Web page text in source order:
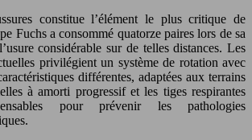
constitue l’élément le plus critique de
Fuchs a consommé quatorze paires lors de sa
considérable sur de telles distances. Les
privilégient un système de rotation avec
différentes, adaptées aux terrains
à amorti progressif et les tiges respirantes
pour prévenir les pathologies